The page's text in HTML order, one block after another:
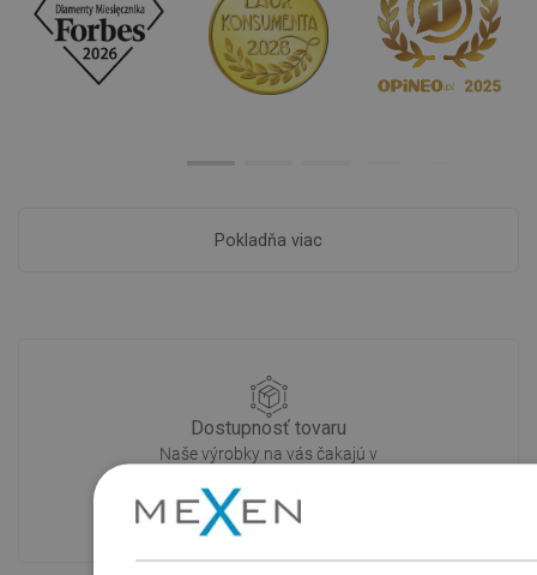
Pokladňa viac
Dostupnosť tovaru
Naše výrobky na vás čakajú v
prepravu!